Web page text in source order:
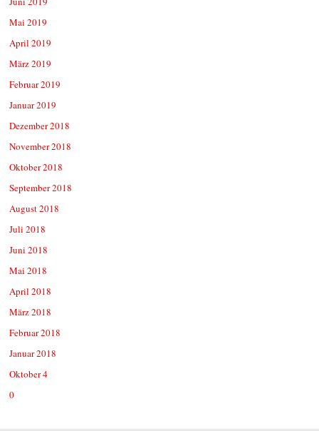
Mai 2019
April 2019
März 2019
Februar 2019
Januar 2019
Dezember 2018
November 2018
Oktober 2018
September 2018
August 2018
Juli 2018
Juni 2018
Mai 2018
April 2018
März 2018
Februar 2018
Januar 2018
Oktober 4
0